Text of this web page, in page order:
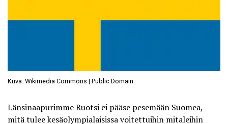
Kuva: Wikimedia Commons | Public Domain
Länsinaapurimme Ruotsi ei pääse pesemään Suomea,
mitä tulee kesäolympialaisissa voitettuihin mitaleihin